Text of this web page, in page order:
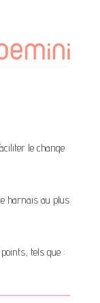
le change
harnais au plus
tels que :